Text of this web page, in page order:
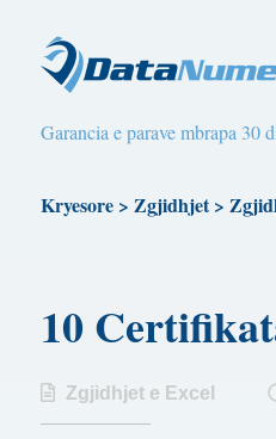
Garancia e parave mbrapa 30
Kryesore> Zgjidhjet>
10
Zgjidhjet e Excel